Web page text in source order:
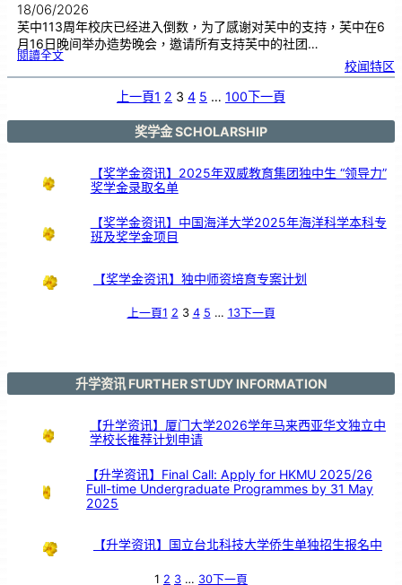
18/06/2026
芙中113周年校庆已经进入倒数，为了感谢对芙中的支持，芙中在6
月16日晚间举办造势晚会，邀请所有支持芙中的社团…
閱讀全文:芙
1
｜
广
校闻特区
上一頁1 2 3 4 5 … 100下一頁
奖学金 SCHOLARSHIP
【奖学金资讯】2025年双威教育集团独中生 “领导力”
奖学金录取名单
【奖学金资讯】中国海洋大学2025年海洋科学本科专
班及奖学金项目
【奖学金资讯】独中师资培育专案计划
上一頁1 2 3 4 5 … 13下一頁
升学资讯 FURTHER STUDY INFORMATION
【升学资讯】厦门大学2026学年马来西亚华文独立中
学校长推荐计划申请
【升学资讯】Final Call: Apply for HKMU 2025/26
Full-time Undergraduate Programmes by 31 May
2025
【升学资讯】国立台北科技大学侨生单独招生报名中
1 2 3 … 30下一頁